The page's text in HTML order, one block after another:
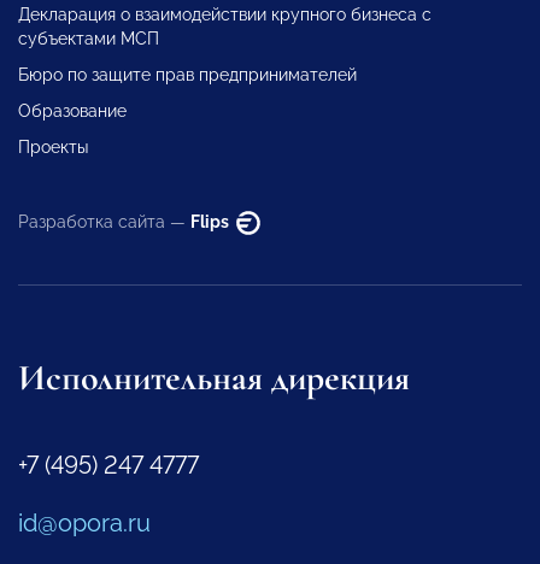
Декларация о взаимодействии крупного бизнеса с
субъектами МСП
Бюро по защите прав предпринимателей
Образование
Проекты
Разработка сайта — Flips
Исполнительная дирекция
+7 (495) 247 4777
id@opora.ru